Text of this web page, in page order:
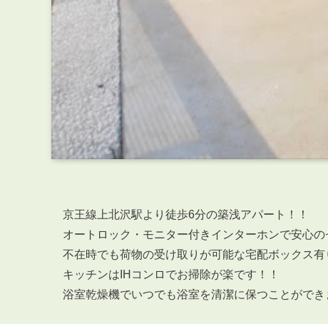
京王線上北沢駅より徒歩6分の築浅アパート！！
オートロック・モニター付きインターホンで安心
不在時でも荷物の受け取りが可能な宅配ボックス有
キッチンはIHコンロでお掃除が楽です！！
浴室乾燥機でいつでも浴室を清潔に保つことができ